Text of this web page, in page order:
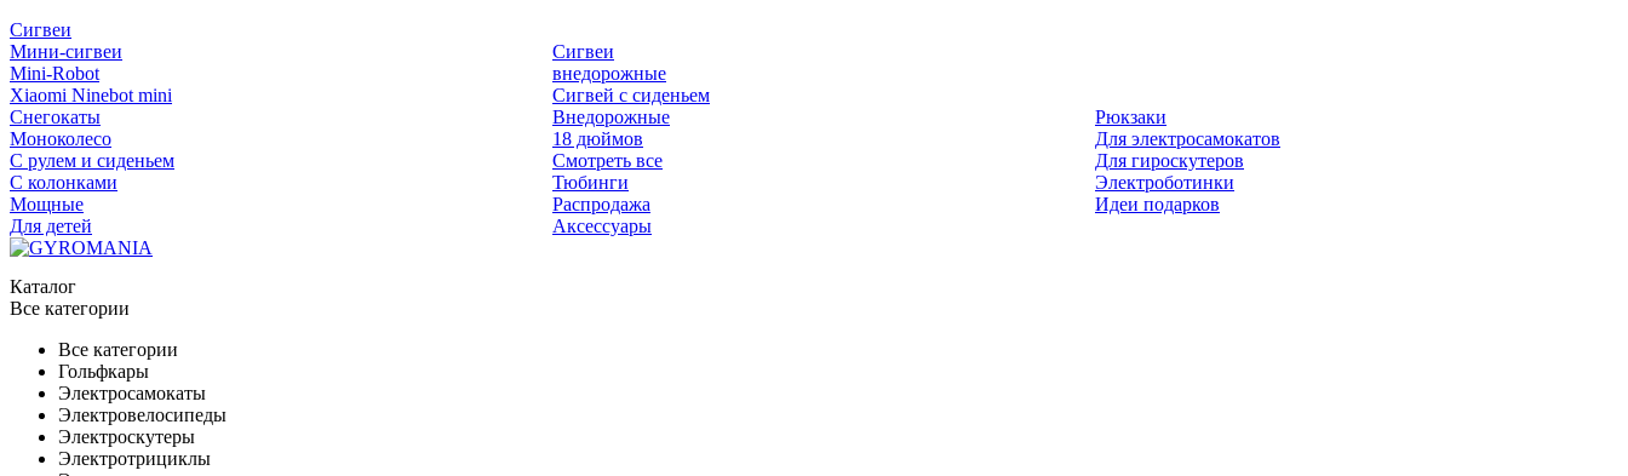
Сигвеи
Мини-сигвеи
Mini-Robot
Xiaomi Ninebot mini
Сигвеи
внедорожные
Сигвей с сиденьем
Снегокаты
Моноколесо
С рулем и сиденьем
С колонками
Мощные
Для детей
Внедорожные
18 дюймов
Смотреть все
Тюбинги
Распродажа
Аксессуары
Рюкзаки
Для электросамокатов
Для гироскутеров
Электроботинки
Идеи подарков
Каталог
Все категории
Все категории
Гольфкары
Электросамокаты
Электровелосипеды
Электроскутеры
Электротрициклы